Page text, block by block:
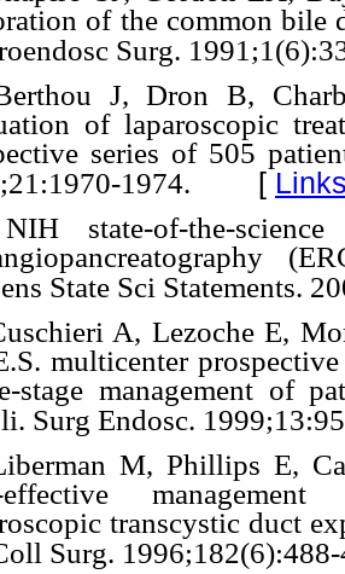
of the common bile
Surg.
J, Dron B,
of laparoscopic
series of 505
1974. [
state-of-the-
State Sci Statements.
A, Lezoche E,
multicenter
stage management of
Surg Endosc.
M, Phillips E,
effective
transcystic duct
Surg.